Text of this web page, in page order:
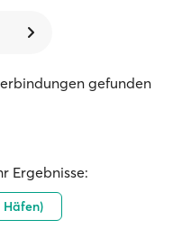
gefunden
Ergebnisse: